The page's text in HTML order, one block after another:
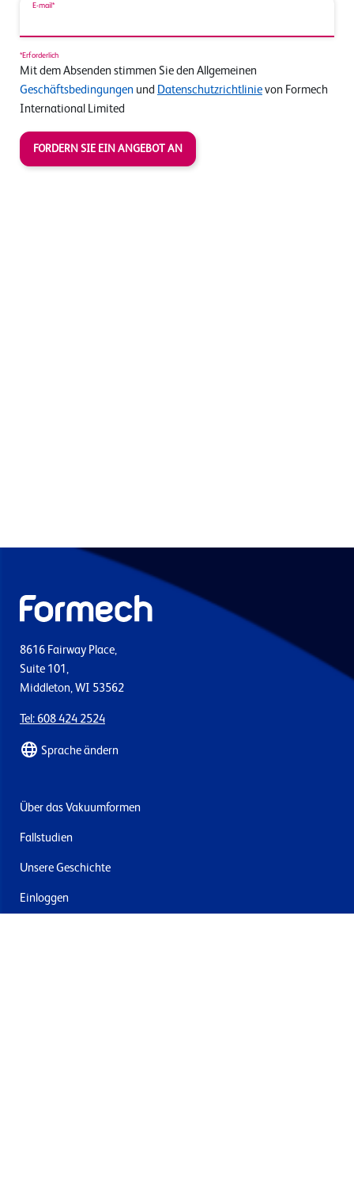
E-mail*
*Erforderlich
Mit dem Absenden stimmen Sie den Allgemeinen
Geschäftsbedingungen und Datenschutzrichtlinie von Formech
International Limited
FORDERN SIE EIN ANGEBOT AN
8616 Fairway Place,
Suite 101,
Middleton, WI 53562
Tel: 608 424 2524
Sprache ändern
Über das Vakuumformen
Fallstudien
Unsere Geschichte
Einloggen